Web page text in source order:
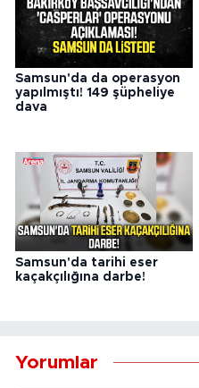
Samsun'da da operasyon
yapılmıştı! 149 şüpheliye
dava
Samsun'da tarihi eser
kaçakçılığına darbe!
Yorumlar